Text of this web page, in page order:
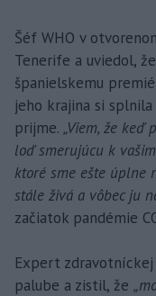
Šéf WHO v
Tenerife a uviedol,
španielskemu
jeho krajina si
prijme. „Viem, že keď
loď smerujúcu k
ktoré sme ešte úplne
stále živá a vôbec ju
začiatok pandémie
Expert
palube a zistil, že